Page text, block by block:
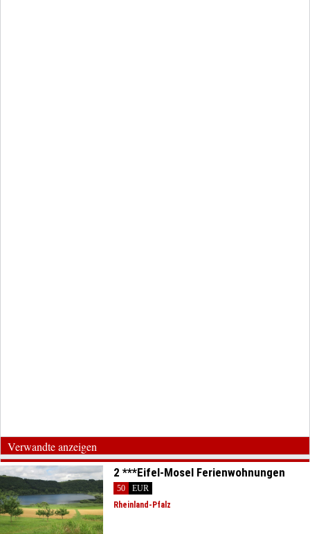
Verwandte anzeigen
2 ***Eifel-Mosel Ferienwohnungen
50
EUR
Rheinland-Pfalz